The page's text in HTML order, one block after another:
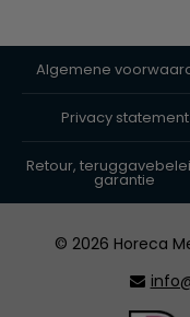
Algemene
Privacy statement
Retour,
garantie
© 2026 Horeca